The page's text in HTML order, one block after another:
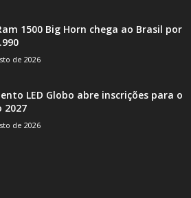
1500 Big Horn chega ao Brasil por
de 2026
LED Globo abre inscrições para o
2027
de 2026